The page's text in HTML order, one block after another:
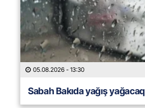
05.08.2026 - 13:30
Sabah Bakıda yağış yağacaq